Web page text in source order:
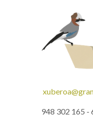
948 302 165 -